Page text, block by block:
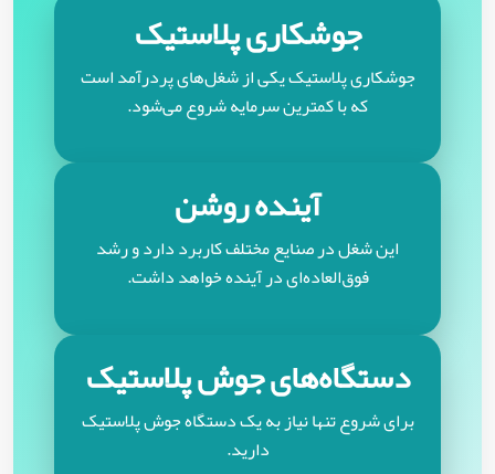
جوشکاری پلاستیک
جوشکاری پلاستیک یکی از شغل‌های پردرآمد است
که با کمترین سرمایه شروع می‌شود.
آینده روشن
این شغل در صنایع مختلف کاربرد دارد و رشد
فوق‌العاده‌ای در آینده خواهد داشت.
دستگاه‌های جوش پلاستیک
برای شروع تنها نیاز به یک دستگاه جوش پلاستیک
دارید.